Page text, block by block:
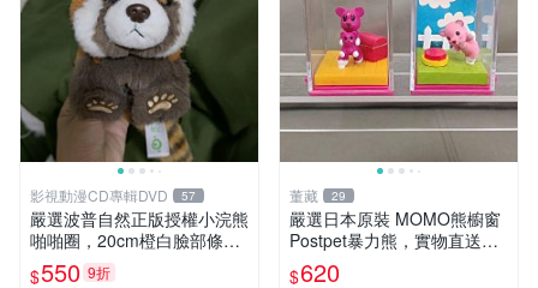
影視動漫CD專輯DVD 57
嚴選波普自然正版授權小浣熊
啪啪圈，20cm橙白臉部條紋
清晰，毛絨超萌贈品推薦。
$550 9折
董藏 29
嚴選日本原裝 MOMO熊櫥窗
Postpet暴力熊，實物直送新
臺灣。MOMO熊 暴力熊 熊貓
$620